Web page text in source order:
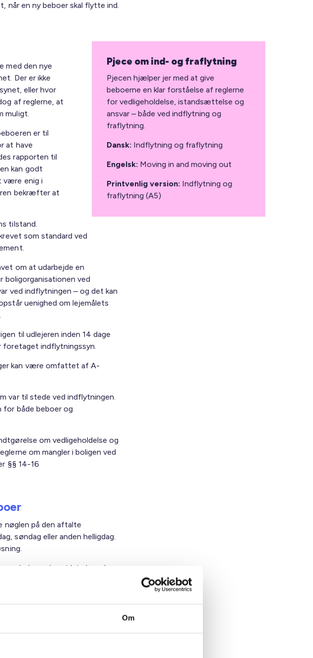
Om
når en ny beboer skal flytte ind.
Pjece om ind- og fraflytning
Pjecen hjælper jer med at give
beboerne en klar forståelse af reglerne
for vedligeholdelse, istandsættelse og
ansvar – både ved indflytning og
fraflytning.
Dansk: Indflytning og fraflytning
Engelsk: Moving in and moving out
Printvenlig version: Indflytning og
fraflytning (A5)
med den nye
Der er ikke
eller hvor
af reglerne, at
muligt.
er til
at have
rapporten til
kan godt
være enig i
bekræfter at
tilstand.
som standard ved
om at udarbejde en
boligorganisationen ved
ved indflytningen – og det kan
uenighed om lejemålets
til udlejeren inden 14 dage
foretaget indflytningssyn.
kan være omfattet af A-
var til stede ved indflytningen.
for både beboer og
om vedligeholdelse og
om mangler i boligen ved
§§ 14-16
nøglen på den aftalte
søndag eller anden helligdag.
beboer den sidste hverdag
huslejen for de dage, hvor
vælger først at udlevere
I så fald skal